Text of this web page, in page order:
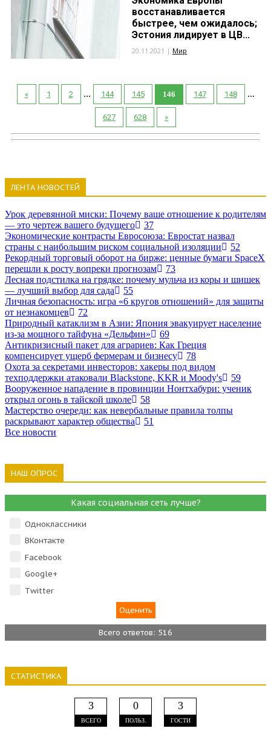
восстанавливается
быстрее, чем ожидалось;
Эстония лидирует в ЦВ...
20.11.2021 | Мир
« 1 2 ... 144 145 146 147 148 ...
627 628 »
ЛЕНТА НОВОСТЕЙ
Урок деревянной миски: Почему ваше отношение к родителям
— это чертеж вашего будущего
37
Экономические контрасты Евросоюза: Евростат назвал
страны с наибольшим риском социальной изоляции
52
Рекордный торговый оборот на бирже: ценные бумаги SpaceX
перешли к росту вопреки прогнозам
73
Лесная подстилка на грядке: почему мульча из коры и шишек
— лучший выбор для сада
55
Личная безопасность: игра «6 кругов отношений» для защиты
от незнакомцев
72
Природный катаклизм в Азии: Япония эвакуирует население
из-за мощного тайфуна «Дельфин»
69
Антикризисный пакет для аграриев: Как Греция
компенсирует ущерб фермерам и бизнесу
78
Охота за секретами инвесторов: хакеры под видом
техподдержки атаковали Blackstone, KKR и Moody's
59
Вооруженное нападение в провинции Нонтхабури: ученик
открыл огонь в тайской школе
58
Мастерство очереди: как невербальные правила толпы
раскрывают характер общества
51
Все новости
НАШ ОПРОС
Какая социальная сеть лучше?
Одноклассники
ВКонтакте
Facebook
Google+
Тwitter
Всего ответов: 516
СТАТИСТИКА
3
ВСЕГО
0
ПОЛЬЗ.
3
ГОСТИ